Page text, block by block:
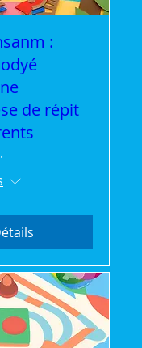
:
de répit